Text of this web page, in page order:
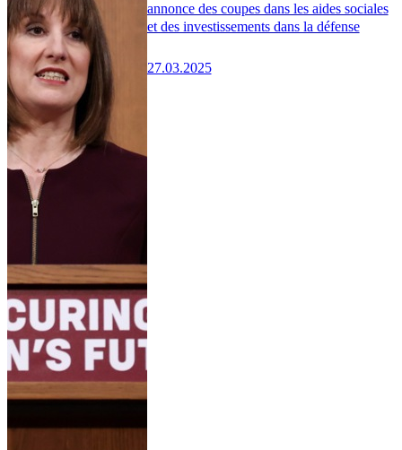
annonce des coupes dans les aides sociales
et des investissements dans la défense
27.03.2025